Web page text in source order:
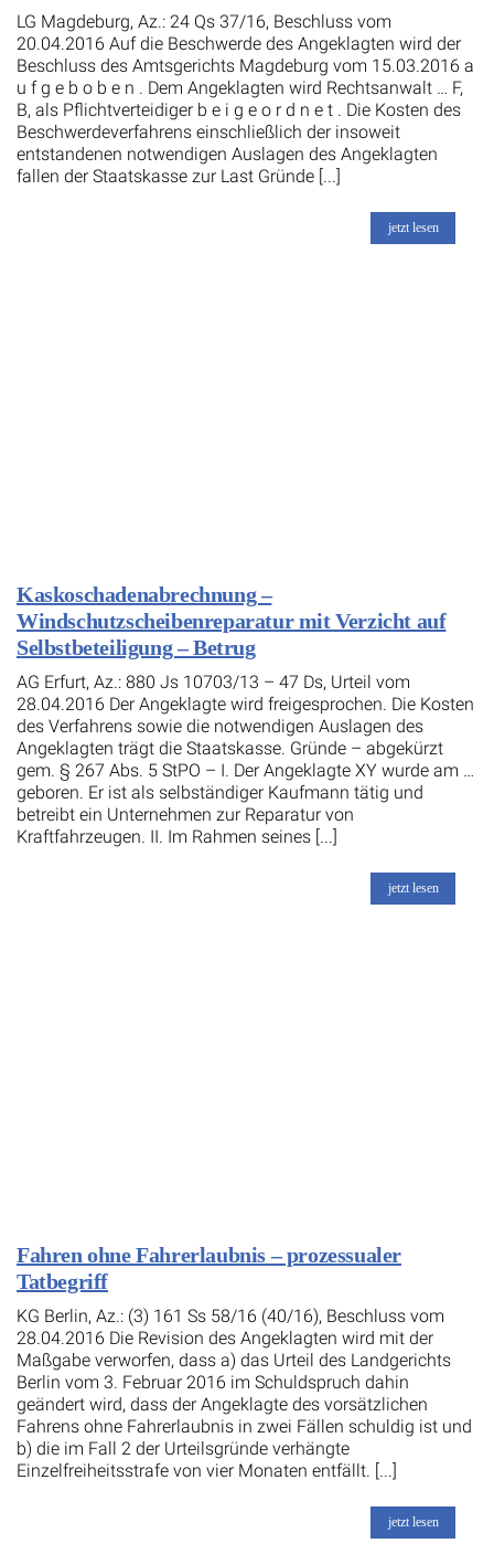
LG Magdeburg, Az.: 24 Qs 37/16, Beschluss vom
20.04.2016 Auf die Beschwerde des Angeklagten wird der
Beschluss des Amtsgerichts Magdeburg vom 15.03.2016 a
u f g e b o b e n . Dem Angeklagten wird Rechtsanwalt … F,
B, als Pflichtverteidiger b e i g e o r d n e t . Die Kosten des
Beschwerdeverfahrens einschließlich der insoweit
entstandenen notwendigen Auslagen des Angeklagten
fallen der Staatskasse zur Last Gründe [...]
jetzt lesen
Kaskoschadenabrechnung –
Windschutzscheibenreparatur mit Verzicht auf
Selbstbeteiligung – Betrug
AG Erfurt, Az.: 880 Js 10703/13 – 47 Ds, Urteil vom
28.04.2016 Der Angeklagte wird freigesprochen. Die Kosten
des Verfahrens sowie die notwendigen Auslagen des
Angeklagten trägt die Staatskasse. Gründe – abgekürzt
gem. § 267 Abs. 5 StPO – I. Der Angeklagte XY wurde am …
geboren. Er ist als selbständiger Kaufmann tätig und
betreibt ein Unternehmen zur Reparatur von
Kraftfahrzeugen. II. Im Rahmen seines [...]
jetzt lesen
Fahren ohne Fahrerlaubnis – prozessualer
Tatbegriff
KG Berlin, Az.: (3) 161 Ss 58/16 (40/16), Beschluss vom
28.04.2016 Die Revision des Angeklagten wird mit der
Maßgabe verworfen, dass a) das Urteil des Landgerichts
Berlin vom 3. Februar 2016 im Schuldspruch dahin
geändert wird, dass der Angeklagte des vorsätzlichen
Fahrens ohne Fahrerlaubnis in zwei Fällen schuldig ist und
b) die im Fall 2 der Urteilsgründe verhängte
Einzelfreiheitsstrafe von vier Monaten entfällt. [...]
jetzt lesen